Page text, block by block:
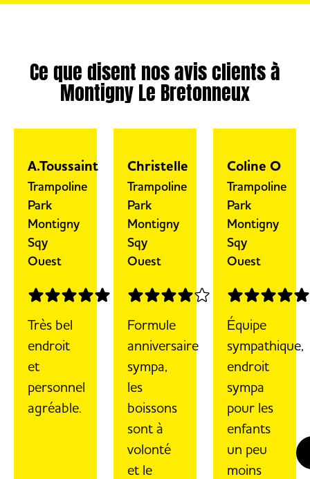
Ce que disent nos avis clients à
Montigny Le Bretonneux
A.Toussaint
Trampoline
Park
Montigny
Sqy
Ouest
Très bel
endroit
et
personnel
agréable.
Christelle
Trampoline
Park
Montigny
Sqy
Ouest
Formule
anniversaire
sympa,
les
boissons
sont à
volonté
et le
Coline O
Trampoline
Park
Montigny
Sqy
Ouest
Équipe
sympathique,
endroit
sympa
pour les
enfants
un peu
moins